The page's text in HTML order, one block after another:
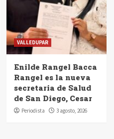
VALLEDUPAR
Enilde Rangel Bacca
Rangel es la nueva
secretaria de Salud
de San Diego, Cesar
Periodista 3 agosto, 2026